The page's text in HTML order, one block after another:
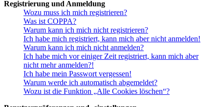
Registrierung und Anmeldung
Wozu muss ich mich registrieren?
Was ist COPPA?
Warum kann ich mich nicht registrieren?
Ich habe mich registriert, kann mich aber nicht anmelden!
Warum kann ich mich nicht anmelden?
Ich habe mich vor einiger Zeit registriert, kann mich aber
nicht mehr anmelden?!
Ich habe mein Passwort vergessen!
Warum werde ich automatisch abgemeldet?
Wozu ist die Funktion „Alle Cookies löschen“?